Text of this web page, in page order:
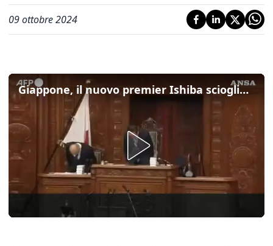
09 ottobre 2024
Giappone, il nuovo premier Ishiba scioglie il Parlamento